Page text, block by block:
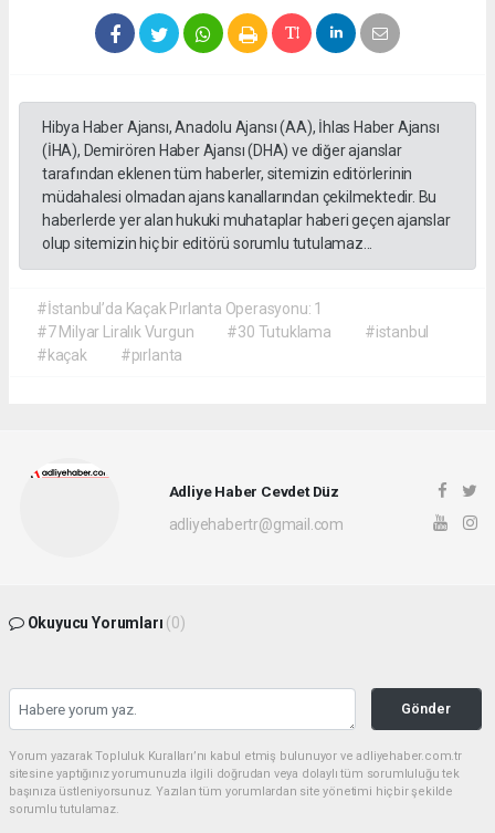
Hibya Haber Ajansı, Anadolu Ajansı (AA), İhlas Haber Ajansı
(İHA), Demirören Haber Ajansı (DHA) ve diğer ajanslar
tarafından eklenen tüm haberler, sitemizin editörlerinin
müdahalesi olmadan ajans kanallarından çekilmektedir. Bu
haberlerde yer alan hukuki muhataplar haberi geçen ajanslar
olup sitemizin hiç bir editörü sorumlu tutulamaz...
#İstanbul’da Kaçak Pırlanta Operasyonu: 1
#7 Milyar Liralık Vurgun
#30 Tutuklama
#istanbul
#kaçak
#pırlanta
Adliye Haber Cevdet Düz
adliyehabertr@gmail.com
Okuyucu Yorumları (0)
Gönder
Yorum yazarak Topluluk Kuralları’nı kabul etmiş bulunuyor ve adliyehaber.com.tr
sitesine yaptığınız yorumunuzla ilgili doğrudan veya dolaylı tüm sorumluluğu tek
başınıza üstleniyorsunuz. Yazılan tüm yorumlardan site yönetimi hiçbir şekilde
sorumlu tutulamaz.